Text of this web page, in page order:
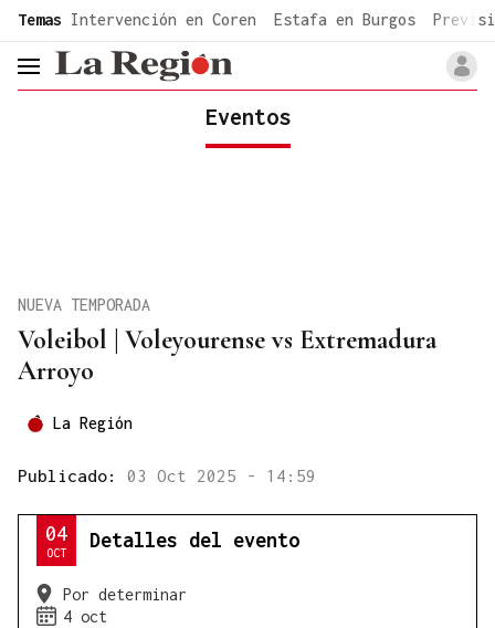
common.go-to-content
Temas Intervención en Coren Estafa en Burgos
header.menu.open
Eventos
Voleibol | Voleyourense vs Extremadura
Arroyo
NUEVA TEMPORADA
La Región
Publicado: 03 Oct 2025 - 14:59
04
OCT
Detalles del evento
Por determinar
4 oct